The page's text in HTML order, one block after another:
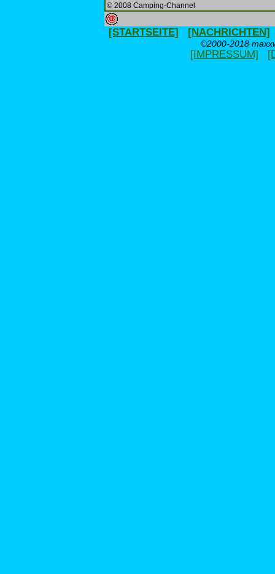
© 2008 Camping-Channel
[STARTSEITE] [NACHRICHTEN]
©2000-2018
[IMPRESSUM]